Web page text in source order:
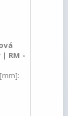
RM -
[kg]: